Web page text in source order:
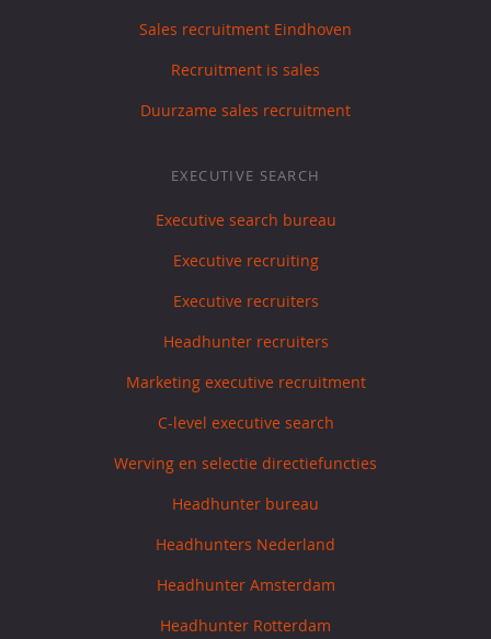
Sales recruitment Eindhoven
Recruitment is sales
Duurzame sales recruitment
EXECUTIVE SEARCH
Executive search bureau
Executive recruiting
Executive recruiters
Headhunter recruiters
Marketing executive recruitment
C-level executive search
Werving en selectie directiefuncties
Headhunter bureau
Headhunters Nederland
Headhunter Amsterdam
Headhunter Rotterdam